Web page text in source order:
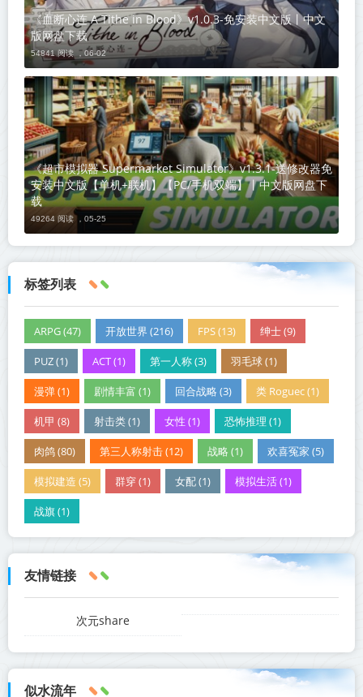
《血断心连 A Tithe in Blood》v1.0.3-免安装中文版丨中文
版网盘下载
54841 阅读 ， 06-02
《超市模拟器 Supermarket Simulator》v1.3.1-送修改器免
安装中文版【单机+联机】【PC/手机双端】丨中文版网盘下
载
49264 阅读 ， 05-25
标签列表
ARPG (47) 开放世界 (216) FPS (13) 绅士 (9)
PUZ (1) ACT (1) 第一人称 (3) 羽毛球 (1)
漫弹 (1) 剧情丰富 (1) 回合战略 (3) 类 Roguec (1)
机甲 (8) 射击类 (1) 女性 (1) 恐怖推理 (1)
肉鸽 (80) 第三人称射击 (12) 战略 (1) 欢喜冤家 (5)
模拟建造 (5) 群穿 (1) 女配 (1) 模拟生活 (1)
战旗 (1)
友情链接
次元share
似水流年